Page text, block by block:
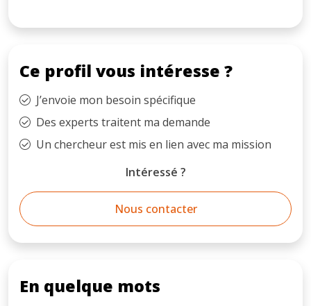
Ce profil vous intéresse ?
J’envoie mon besoin spécifique
Des experts traitent ma demande
Un chercheur est mis en lien avec ma mission
Intéressé ?
Nous contacter
En quelque mots